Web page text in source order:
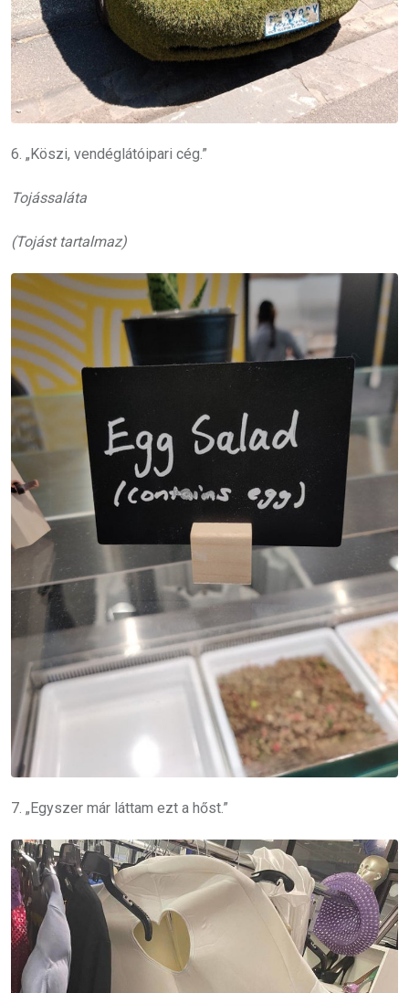
6. „Köszi, vendéglátóipari cég.”
Tojássaláta
(Tojást tartalmaz)
7. „Egyszer már láttam ezt a hőst.”